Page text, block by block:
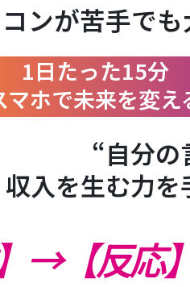
ンが苦手で
1日たった15分
マホで未来を変え
“自分の
収入を生む力を
→【反応